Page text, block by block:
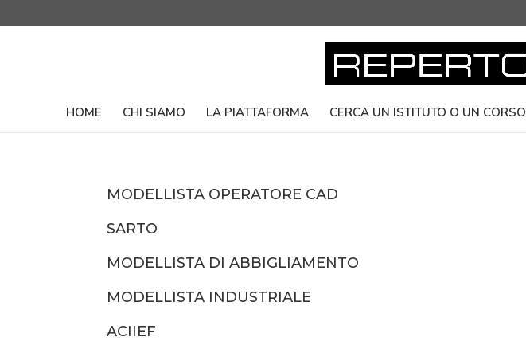
HOME CHI SIAMO LA PIATTAFORMA CERCA UN ISTITUTO O UN CORSO
MODELLISTA OPERATORE CAD
SARTO
MODELLISTA DI ABBIGLIAMENTO
MODELLISTA INDUSTRIALE
ACIIEF